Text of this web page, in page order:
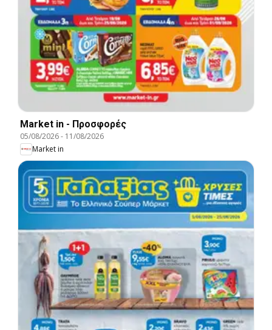
Market in - Προσφορές
05/08/2026- 11/08/2026
Market in